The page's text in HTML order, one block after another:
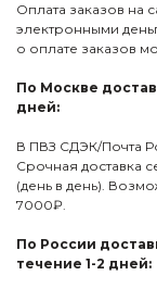
Оплата заказов на
электронными
о оплате заказов
По Москве
дней:
В ПВЗ СДЭК/Почта
Срочная доставка
(день в день).
7000₽.
По России
течение 1-2 дней: